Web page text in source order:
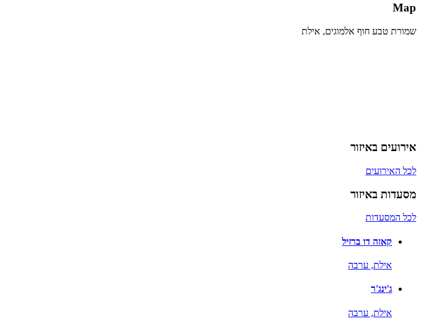
Map
שמורת טבע חוף אלמוגים, אילת
אירועים באיזור
לכל האירועים
מסעדות באיזור
לכל המסעדות
קאזה דו ברזיל
אילת, ערבה
ג'ינג'ר
אילת, ערבה